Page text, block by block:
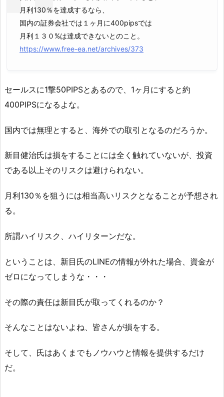
月利130％を達成するなら、
国内の証券会社では１ヶ月に400pipsでは
月利１３０%は達成できないとのこと。
https://www.free-ea.net/archives/373
セールスに1撃50PIPSとあるので、1ヶ月にすると約
400PIPSになるよな。
国内では無理とすると、海外での取引となるのだろうか。
新目健治氏は損をすることには全く触れていないが、投資
である以上そのリスクは避けられない。
月利130％を狙うには相当高いリスクとなることが予想され
る。
所謂ハイリスク、ハイリターンだな。
ということは、 新目氏のLINEの情報が外れた場合、資金が
ゼロになってしまうな・・・
その際の責任は新目氏が取ってくれるのか？
そんなことはないよね、皆さんが損をする。
そして、氏はあくまでもノウハウと情報を提供するだけ
だ。